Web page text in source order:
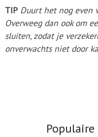
TIP Duurt het nog even
Overweeg dan ook om
sluiten, zodat je
onverwachts niet door